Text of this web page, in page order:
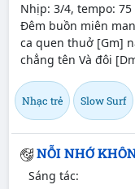
Nhịp: 3/4, tempo:
Đêm buồn miên
ca quen thuở [Gm]
chẳng tên Và đôi
Nhạc trẻ Slow Surf
NỖI NHỚ
Sáng tác: